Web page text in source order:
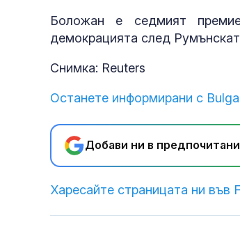
Боложан е седмият
демокрацията след
Снимка: Reuters
Останете информирани с
Добави ни в
Харесайте страницата ни във